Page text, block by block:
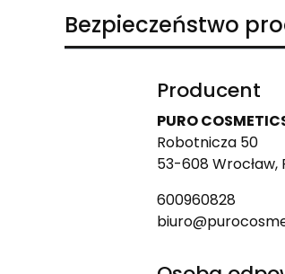
Bezpieczeństwo
Producent
PURO
Robotnicza 50
53-608 Wrocław,
600960828